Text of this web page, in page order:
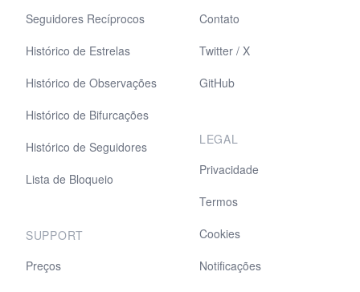
Seguidores Recíprocos
Histórico de Estrelas
Histórico de Observações
Histórico de Bifurcações
Histórico de Seguidores
Lista de Bloqueio
SUPPORT
Preços
Contato
Twitter / X
GitHub
LEGAL
Privacidade
Termos
Cookies
Notificações